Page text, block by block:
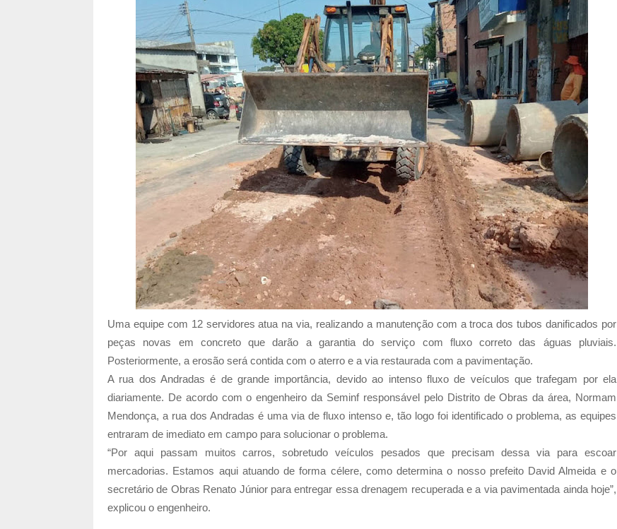
Uma equipe com 12 servidores atua na via, realizando a manutenção com a troca dos tubos danificados por
peças novas em concreto que darão a garantia do serviço com fluxo correto das águas pluviais.
Posteriormente, a erosão será contida com o aterro e a via restaurada com a pavimentação.
A rua dos Andradas é de grande importância, devido ao intenso fluxo de veículos que trafegam por ela
diariamente. De acordo com o engenheiro da Seminf responsável pelo Distrito de Obras da área, Normam
Mendonça, a rua dos Andradas é uma via de fluxo intenso e, tão logo foi identificado o problema, as equipes
entraram de imediato em campo para solucionar o problema.
“Por aqui passam muitos carros, sobretudo veículos pesados que precisam dessa via para escoar
mercadorias. Estamos aqui atuando de forma célere, como determina o nosso prefeito David Almeida e o
secretário de Obras Renato Júnior para entregar essa drenagem recuperada e a via pavimentada ainda hoje”,
explicou o engenheiro.